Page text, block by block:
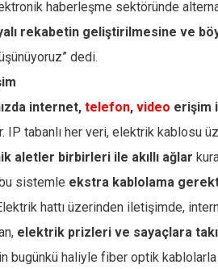
haberleşme sektöründe
rekabetin geliştirilmesine ve
dedi.
internet, telefon, video erişim
IP tabanlı her veri, elektrik kablosu
aletler birbirleri ile akıllı ağlar
sistemle ekstra kablolama
hattı üzerinden iletişimde,
elektrik prizleri ve sayaçlara
bugünkü haliyle fiber optik